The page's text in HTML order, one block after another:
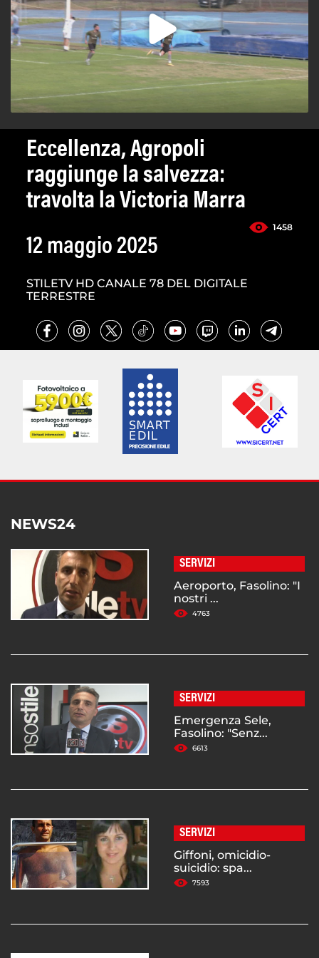
Eccellenza, Agropoli
raggiunge la salvezza:
travolta la Victoria Marra
1458
12 maggio 2025
STILETV HD CANALE 78 DEL DIGITALE
TERRESTRE
NEWS24
SERVIZI
Aeroporto, Fasolino: "I
nostri ...
4763
SERVIZI
Emergenza Sele,
Fasolino: "Senz...
6613
SERVIZI
Giffoni, omicidio-
suicidio: spa...
7593